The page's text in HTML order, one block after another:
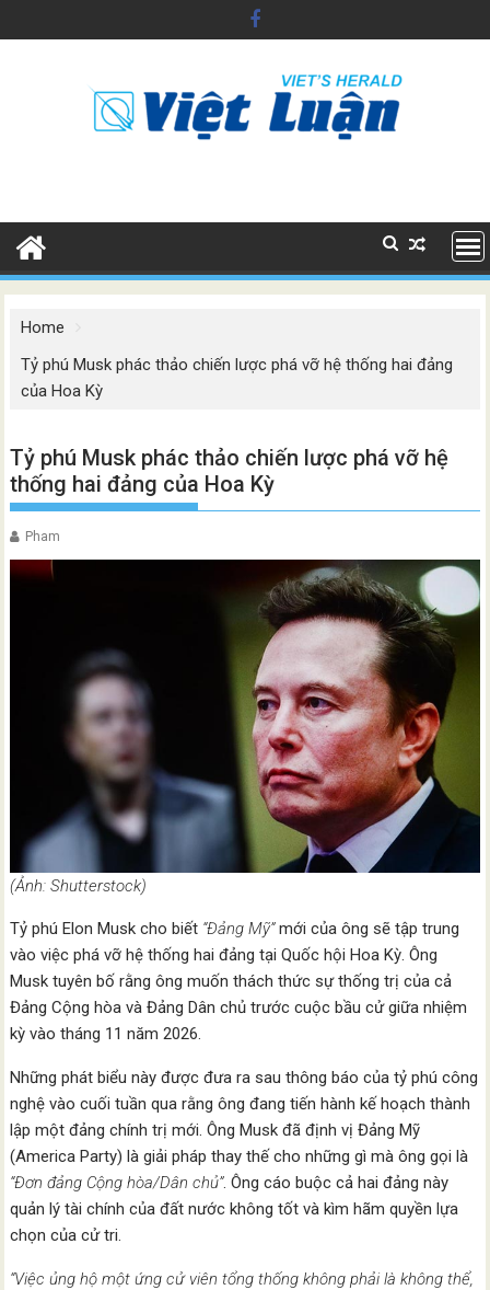
to
Home
Tỷ phú Musk phác thảo chiến lược phá vỡ hệ thống hai đảng
của Hoa Kỳ
Tỷ phú Musk phác thảo chiến lược phá vỡ hệ
thống hai đảng của Hoa Kỳ
Pham
(Ảnh: Shutterstock)
Tỷ phú Elon Musk cho biết “Đảng Mỹ”mới của ông sẽ tập trung
vào việc phá vỡ hệ thống hai đảng tại Quốc hội Hoa Kỳ. Ông
Musk tuyên bố rằng ông muốn thách thức sự thống trị của cả
Đảng Cộng hòa và Đảng Dân chủ trước cuộc bầu cử giữa nhiệm
kỳ vào tháng 11 năm 2026.
Những phát biểu này được đưa ra sau thông báo của tỷ phú công
nghệ vào cuối tuần qua rằng ông đang tiến hành kế hoạch thành
lập một đảng chính trị mới. Ông Musk đã định vị Đảng Mỹ
(America Party) là giải pháp thay thế cho những gì mà ông gọi là
“Đơn đảng Cộng hòa/Dân chủ”. Ông cáo buộc cả hai đảng này
quản lý tài chính của đất nước không tốt và kìm hãm quyền lựa
chọn của cử tri.
“Việc ủng hộ một ứng cử viên tổng thống không phải là không thể,